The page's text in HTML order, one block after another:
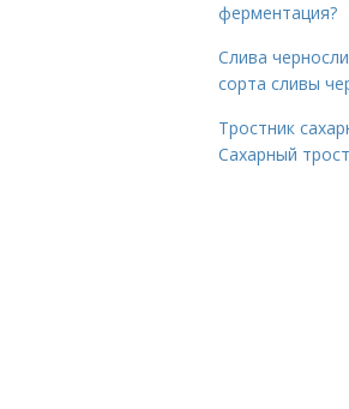
ферментация?
Слива
сорта сливы
Тростник
Сахарный